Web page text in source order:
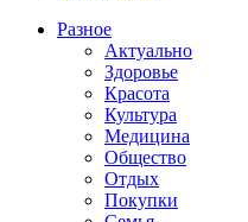
Разное
Актуально
Здоровье
Красота
Культура
Медицина
Общество
Отдых
Покупки